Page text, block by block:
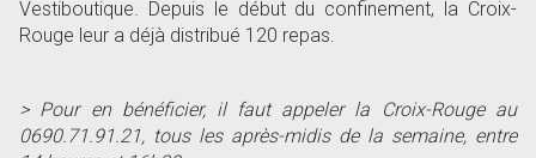
Vestiboutique. Depuis le début du confinement, la Croix-
Rouge leur a déjà distribué 120 repas.
> Pour en bénéficier, il faut appeler la Croix-Rouge au
0690.71.91.21, tous les après-midis de la semaine, entre